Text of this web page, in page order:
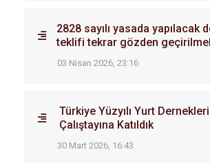
2828 sayılı yasada yapılacak
teklifi tekrar gözden
03 Nisan 2026, 23:16
Türkiye Yüzyılı Yurt Dernekleri
Çalıştayına Katıldık
30 Mart 2026, 16:43